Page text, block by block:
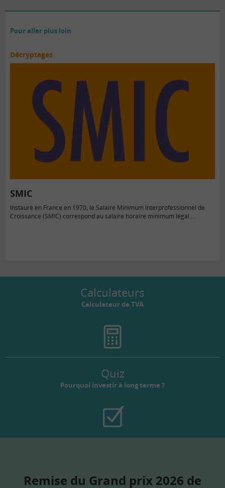
Pour aller plus loin
Décryptages
SMIC
Instauré en France en 1970, le Salaire Minimum Interprofessionnel de
Croissance (SMIC) correspond au salaire horaire minimum légal.…
Calculateurs
Calculateur de TVA
Quiz
Pourquoi investir à long terme ?
Remise du Grand prix 2026 de